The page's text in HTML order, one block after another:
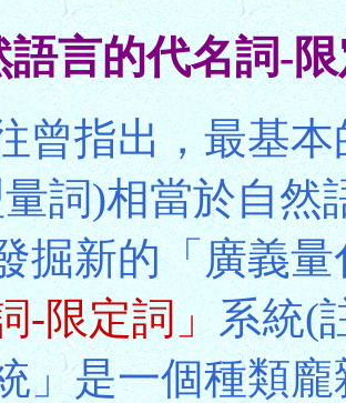
語言的代名詞-
曾指出，最基
詞)相當於自
掘新的「廣義
-限定詞」系統(
」是一個種類